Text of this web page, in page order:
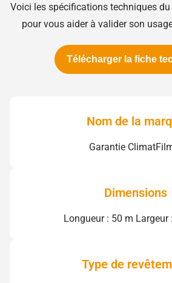
Voici les spécifications techniques
pour vous aider à valider son
Télécharger la fiche
Nom de la
Garantie
Dimensions
Longueur : 50 m Largeur
Type de